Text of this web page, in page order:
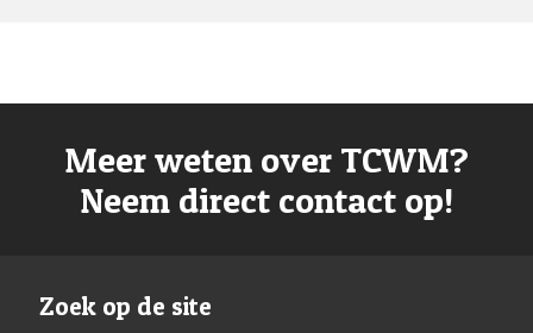
Meer weten over TCWM?
Neem direct contact op!
Zoek op de site